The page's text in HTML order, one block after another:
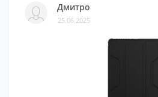
Дмитро
25.06.2025